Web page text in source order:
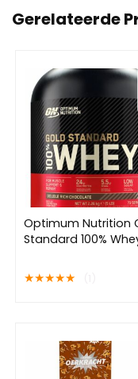
Gerelateerde
Optimum Nutrition
Standard 100%
Chocolate – Proteine
Poeder – Eiwitshake
★★★★★